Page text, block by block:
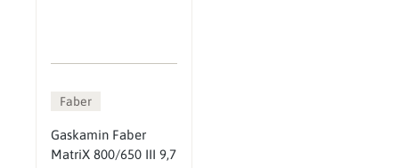
Faber
Gaskamin Faber
MatriX 800/650 III 9,7